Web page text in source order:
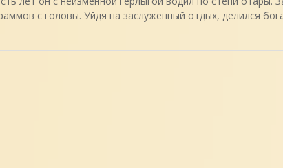
с головы. Уйдя на заслуженный отдых, делился